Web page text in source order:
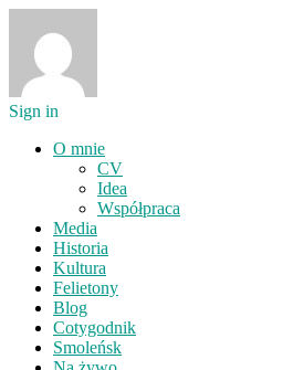
Sign in
O mnie
CV
Idea
Współpraca
Media
Historia
Kultura
Felietony
Blog
Cotygodnik
Smoleńsk